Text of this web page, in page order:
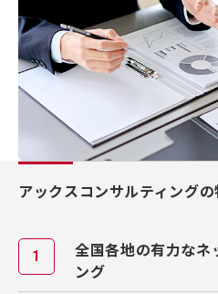
アックスコンサルティングの
全国各地の有力なネ
ング